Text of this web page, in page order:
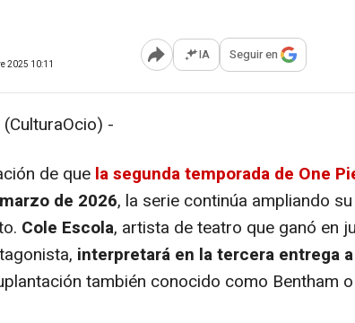
2025 10:11 Abrir opciones para compartir
IA Seguir en
-
de que la segunda temporada de One
de 2026, la serie continúa ampliando su
Cole Escola, artista de teatro que ganó en
interpretará en la tercera entrega a
también conocido como Bentham